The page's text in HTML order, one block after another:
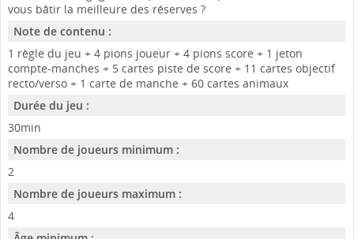
vous bâtir la meilleure des réserves ?
Note de contenu :
1 règle du jeu + 4 pions joueur + 4 pions score + 1 jeton
compte-manches + 5 cartes piste de score + 11 cartes objectif
recto/verso + 1 carte de manche + 60 cartes animaux
Durée du jeu :
30min
Nombre de joueurs minimum :
2
Nombre de joueurs maximum :
4